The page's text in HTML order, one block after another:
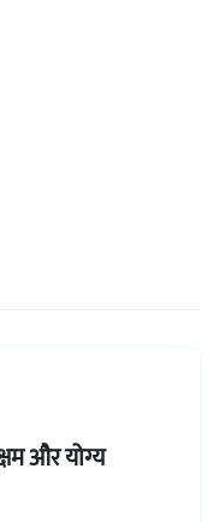
और योग्य